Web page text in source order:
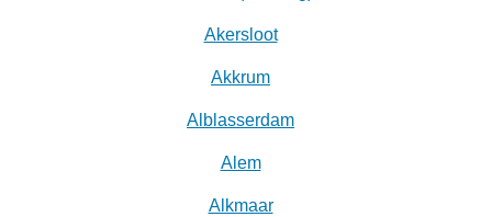
Akersloot
Akkrum
Alblasserdam
Alem
Alkmaar